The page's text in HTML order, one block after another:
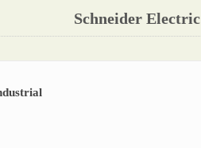
Schneider Electric